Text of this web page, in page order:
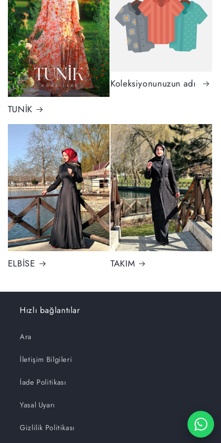
TUNİK
Koleksiyonunuzun adı
ELBİSE TAKIM
Hızlı bağlantılar
Ara
İletişim Bilgileri
İade Politikası
Yasal Uyarı
Gizlilik Politikası